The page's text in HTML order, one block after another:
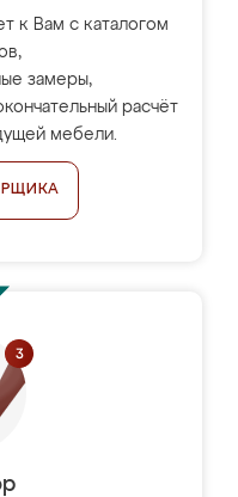
к Вам с каталогом
замеры,
расчёт
мебели.